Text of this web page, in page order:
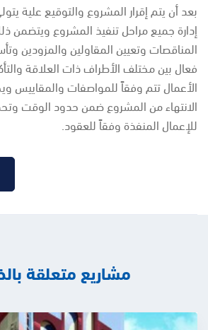
بعد أن يتم إقرار المشروع والتوقيع علية
إدارة جميع مراحل تنفيذ المشروع ويتضمن
المناقصات وتعيين المقاولين والمزودين
فعال بين مختلف الأطراف ذات العلاقة
الأعمال تتم وفقاً للمواصفات والمقاييس
الانتهاء من المشروع ضمن حدود الوقت
للإعمال المنفذة وفقاً للعقود.
مشاريع متعلقة